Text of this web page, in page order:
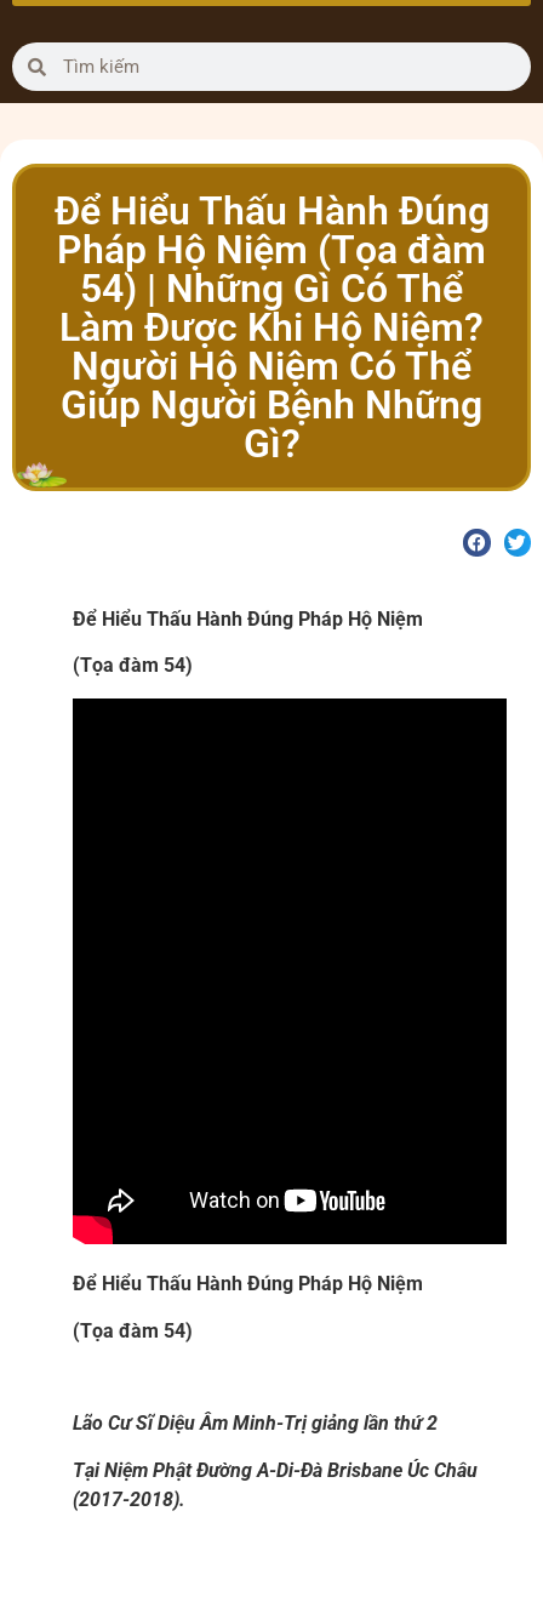
Để Hiểu Thấu Hành Đúng
Pháp Hộ Niệm (Tọa đàm
54) | Những Gì Có Thể
Làm Được Khi Hộ Niệm?
Người Hộ Niệm Có Thể
Giúp Người Bệnh Những
Gì?
Để Hiểu Thấu Hành Đúng Pháp Hộ Niệm
(Tọa đàm 54)
Để Hiểu Thấu Hành Đúng Pháp Hộ Niệm
(Tọa đàm 54)
Lão Cư Sĩ Diệu Âm Minh-Trị giảng lần thứ 2
Tại Niệm Phật Đường A-Di-Đà Brisbane Úc Châu
(2017-2018).